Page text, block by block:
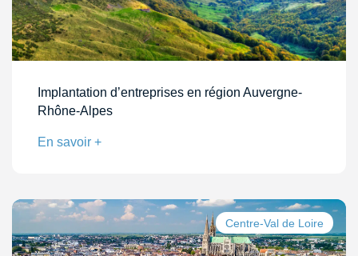
Implantation d’entreprises en région Auvergne-
Rhône-Alpes
En savoir +
Centre-Val de Loire